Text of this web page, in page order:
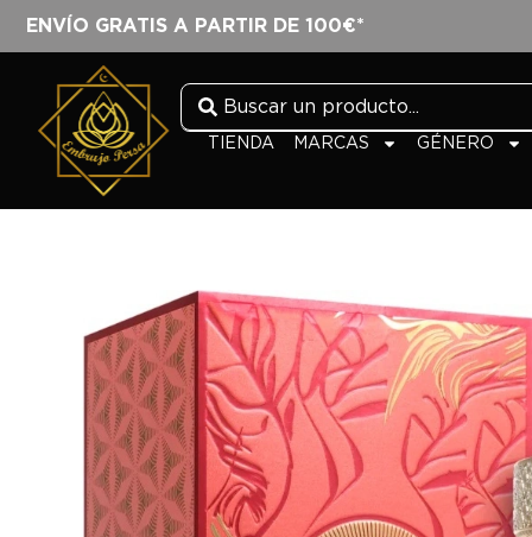
ENVÍO GRATIS A PARTIR DE 100€*
TIENDA MARCAS GÉNERO